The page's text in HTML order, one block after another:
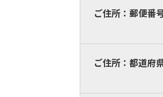
ご住所：郵便番
ご住所：都道府